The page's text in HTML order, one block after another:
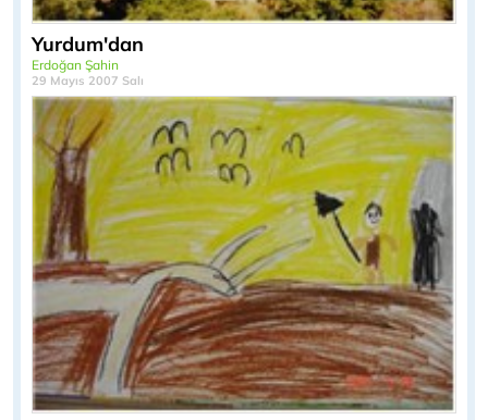
Yurdum'dan
Erdoğan Şahin
29 Mayıs 2007 Salı